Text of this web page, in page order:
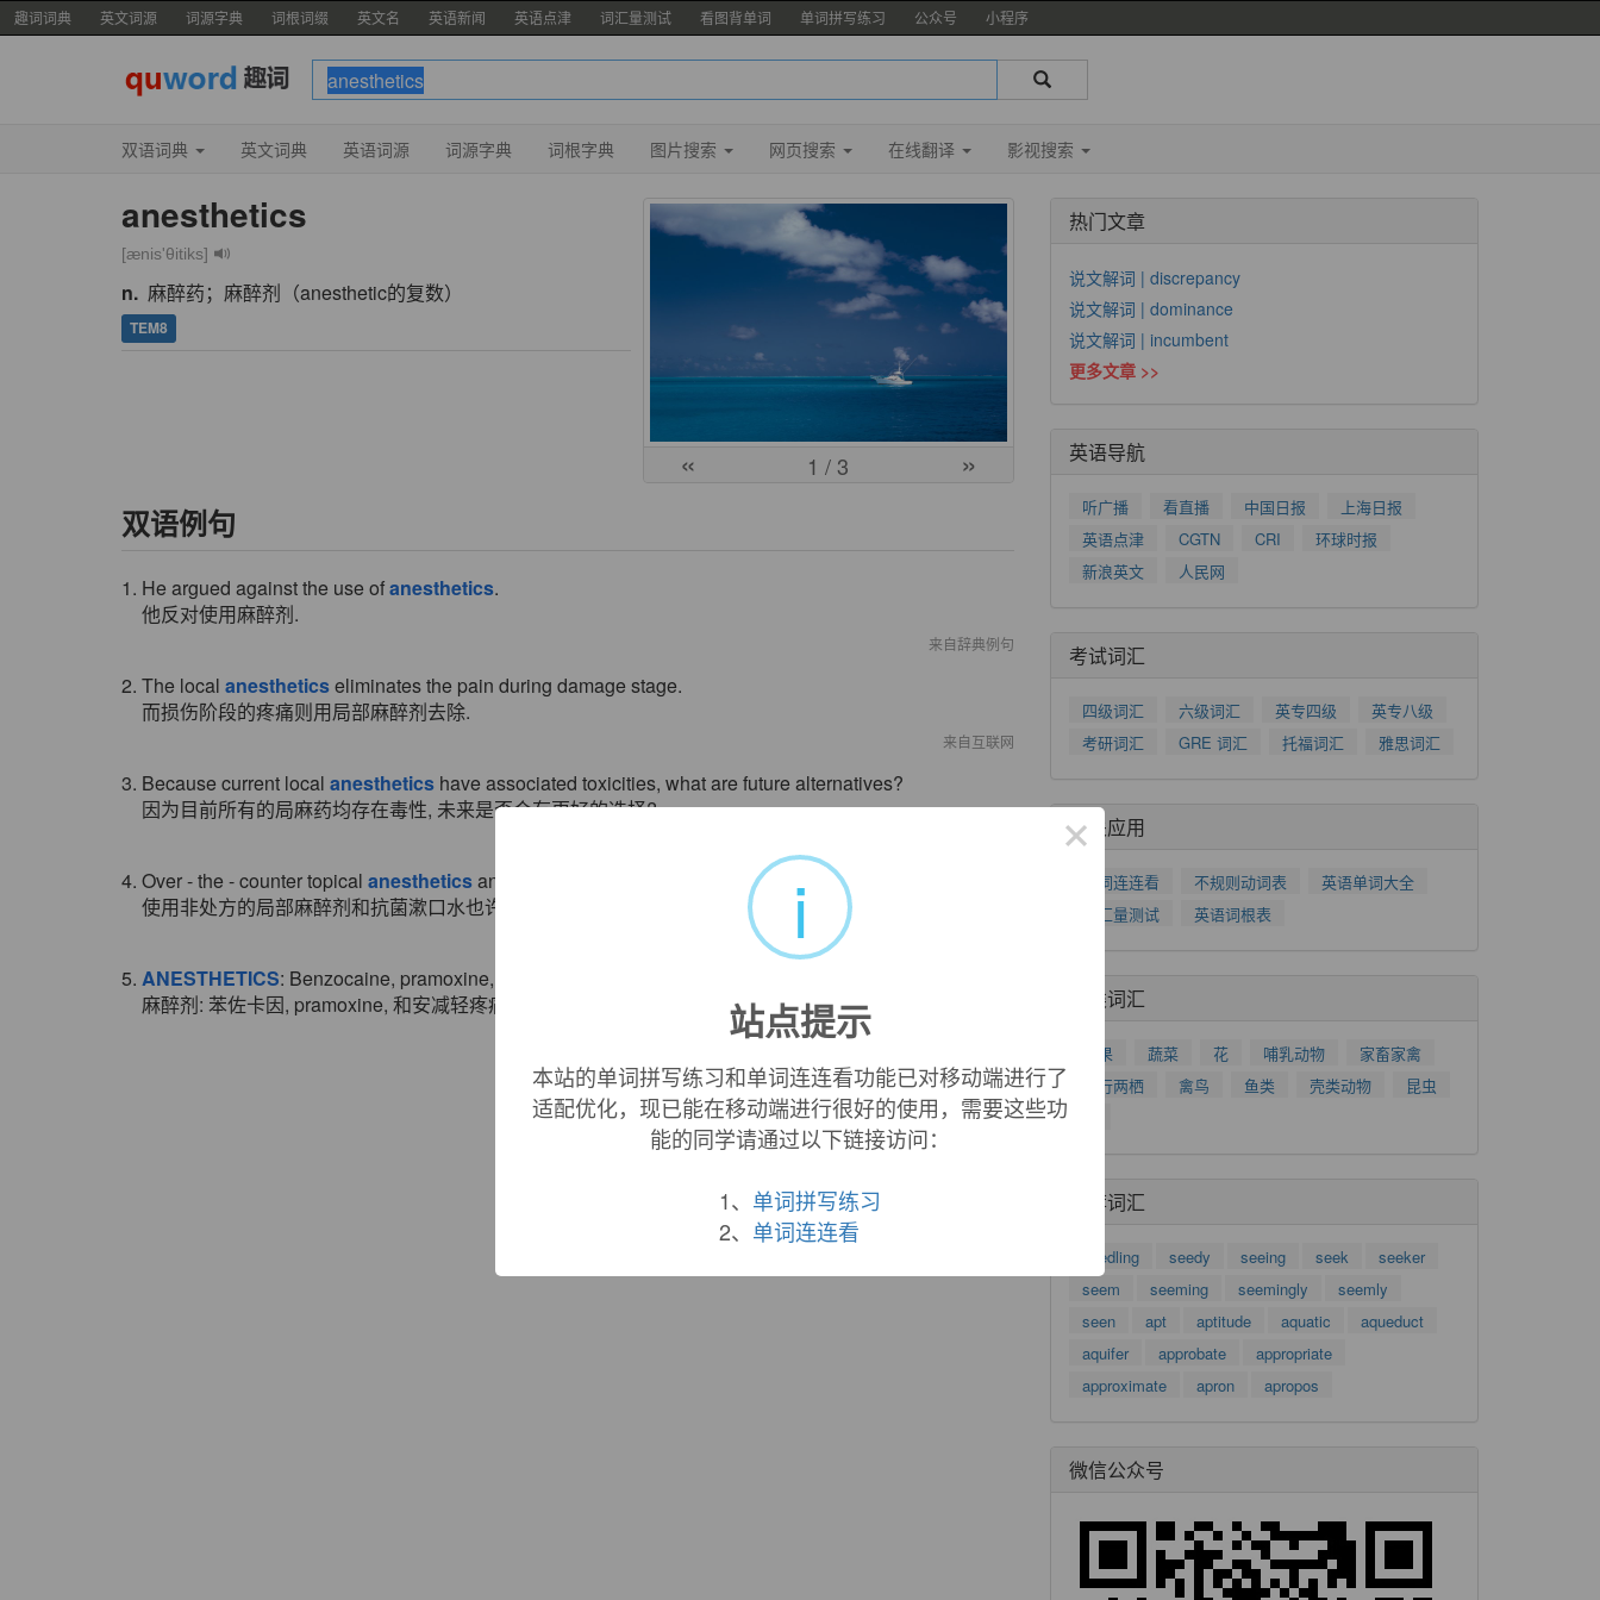
趣词词典 英文词源 词源字典 词根词缀 英文名 英语新闻 英语点津 词汇量测试 看图背单词 单词拼写练习 公众号 小程序
双语词典 英文词典 英语词源 词源字典 词根字典 图片搜索 网页搜索 在线翻译 影视搜索
anesthetics
[ænis'θitiks]
n. 麻醉药；麻醉剂（anesthetic的复数）
TEM8
« 1 / 3 »
双语例句
1. He argued against the use ofanesthetics.
他反对使用麻醉剂.
来自辞典例句
2. The local anestheticseliminates the pain during damage stage.
而损伤阶段的疼痛则用局部麻醉剂去除.
来自互联网
3. Because current local anesthetics have associated toxicities, what are future alternatives?
因为目前所有的局麻药均存在毒性, 未来是否会有更好的选择?
4. Over - the - counter topical anestheticsand antimicrobial mouthrinses may provide temporary relief.
使用非处方的局部麻醉剂和抗菌漱口水也许能暂时的减轻痛苦.
5. ANESTHETICS: Benzocaine, pramoxine, and antipyrine relieve pain and pruritus.
麻醉剂: 苯佐卡因, pramoxine, 和安减轻疼痛和瘙痒.
热门文章
说文解词 | discrepancy
说文解词 | dominance
说文解词 | incumbent
更多文章 >>
英语导航
听广播 看直播 中国日报
上海日报
英语点津
CGTN CRI
环球时报
新浪英文
人民网
考试词汇
四级词汇 六级词汇 英专四级
英专八级
考研词汇
GRE 词汇 托福词汇 雅思词汇
相关应用
单词连连看 不规则动词表
英语单词大全
词汇量测试
英语词根表
分类词汇
水果 蔬菜 花 哺乳动物
家畜家禽
爬行两栖
禽鸟 鱼类 壳类动物
昆虫
推荐词汇
seedling seedy seeing seek
seeker
seem
seeming seemingly
seemly
seen
apt aptitude aquatic
aqueduct
aquifer
approbate
appropriate
approximate
apron apropos
微信公众号
×
i
站点提示
本站的单词拼写练习和单词连连看功能已对移动端进行了
适配优化，现已能在移动端进行很好的使用，需要这些功
能的同学请通过以下链接访问：
1、 单词拼写练习
2、 单词连连看